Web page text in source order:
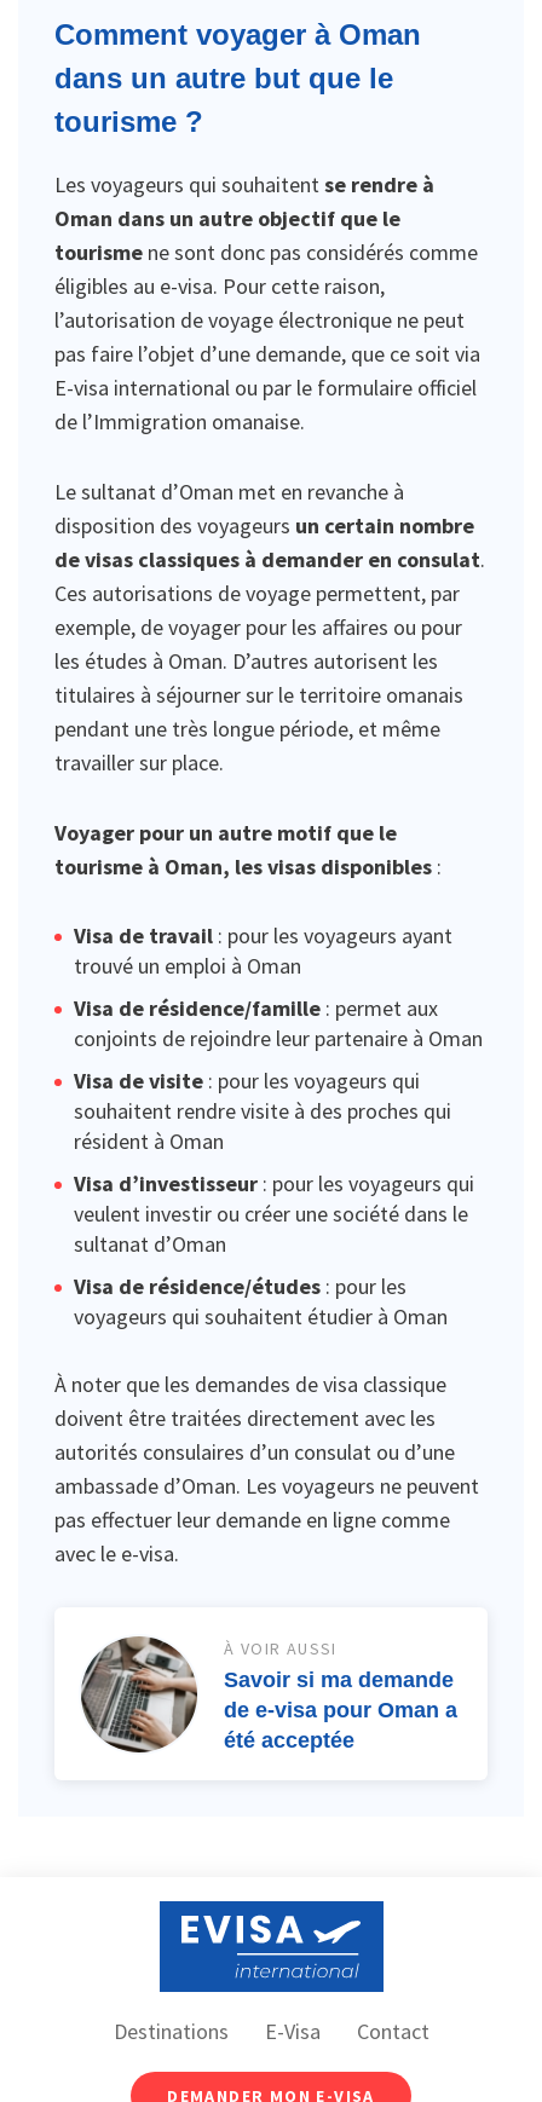
Comment voyager à Oman
dans un autre but que le
tourisme ?
Les voyageurs qui souhaitentse rendre à
Oman dans un autre objectif que le
tourisme ne sont donc pas considérés comme
éligibles au e-visa. Pour cette raison,
l’autorisation de voyage électronique ne peut
pas faire l’objet d’une demande, que ce soit via
E-visa international ou par le formulaire officiel
de l’Immigration omanaise.
Le sultanat d’Oman met en revanche à
disposition des voyageurs un certain nombre
de visas classiques à demander en consulat.
Ces autorisations de voyage permettent, par
exemple, de voyager pour les affaires ou pour
les études à Oman. D’autres autorisent les
titulaires à séjourner sur le territoire omanais
pendant une très longue période, et même
travailler sur place.
Voyager pour un autre motif que le
tourisme à Oman, les visas disponibles :
Visa de travail : pour les voyageurs ayant
trouvé un emploi à Oman
Visa de résidence/famille : permet aux
conjoints de rejoindre leur partenaire à Oman
Visa de visite : pour les voyageurs qui
souhaitent rendre visite à des proches qui
résident à Oman
Visa d’investisseur : pour les voyageurs qui
veulent investir ou créer une société dans le
sultanat d’Oman
Visa de résidence/études : pour les
voyageurs qui souhaitent étudier à Oman
À noter que les demandes de visa classique
doivent être traitées directement avec les
autorités consulaires d’un consulat ou d’une
ambassade d’Oman. Les voyageurs ne peuvent
pas effectuer leur demande en ligne comme
avec le e-visa.
À VOIR AUSSI
Savoir si ma demande
de e-visa pour Oman a
été acceptée
Destinations E-Visa Contact
DEMANDER MON E-VISA